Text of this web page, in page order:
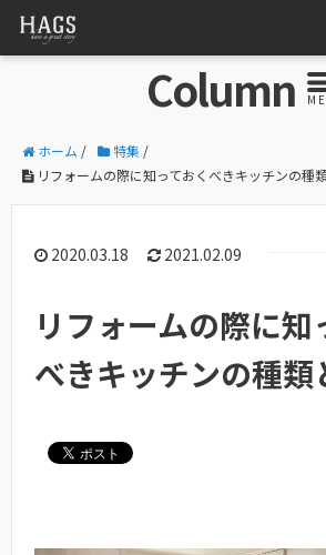
Column
ホーム / 特集 /
リフォームの際に知っておくべきキッチンの種
2020.03.18 2021.02.09
リフォームの際に知
べきキッチンの種類